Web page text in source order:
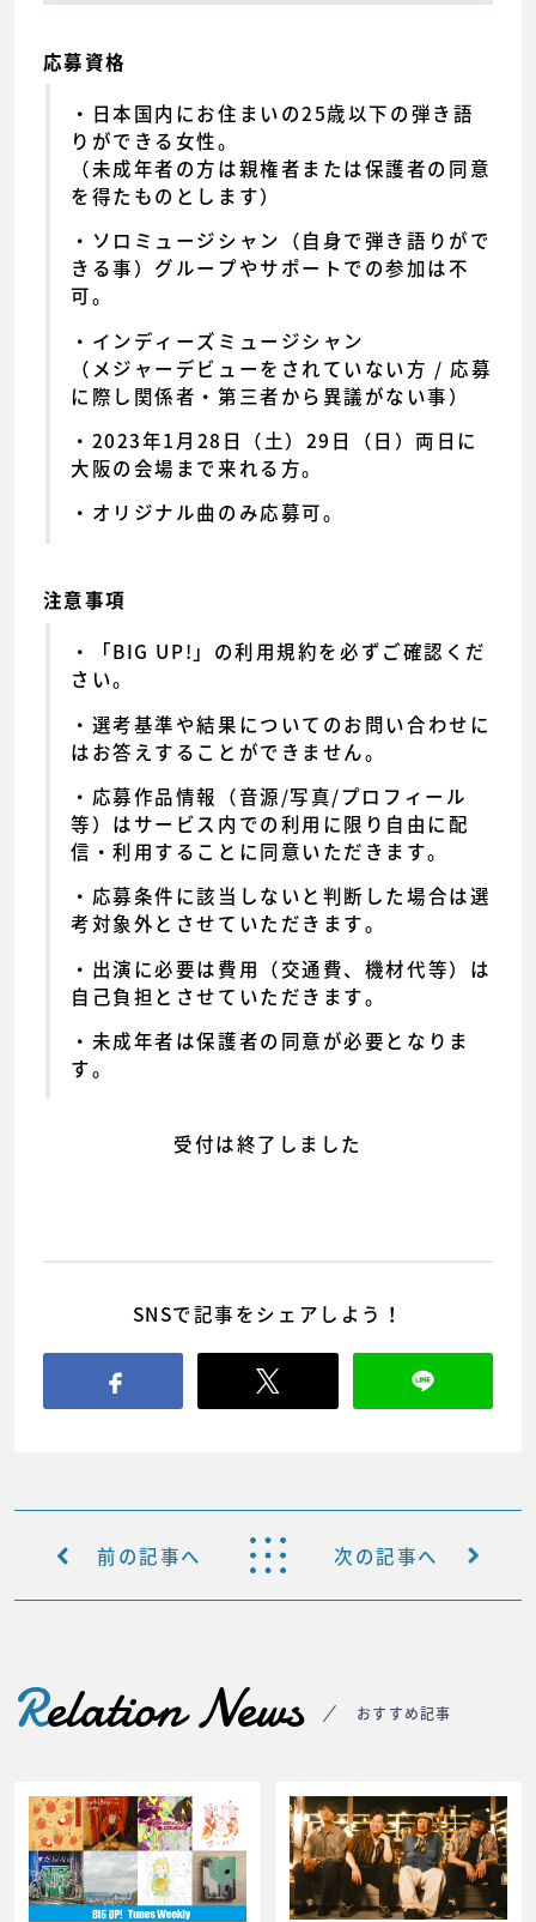
応募資格
日本国内にお住まいの25歳以下の弾き語
りができる女性。
（未成年者の方は親権者または保護者の同意
を得たものとします）
ソロミュージシャン（自身で弾き語りがで
きる事）グループやサポートでの参加は不
可。
インディーズミュージシャン
（メジャーデビューをされていない方 / 応募
に際し関係者・第三者から異議がない事）
2023年1月28日（土）29日（日）両日に
大阪の会場まで来れる方。
オリジナル曲のみ応募可。
注意事項
「BIG UP!」の利用規約を必ずご確認くだ
さい。
選考基準や結果についてのお問い合わせに
はお答えすることができません。
応募作品情報（音源/写真/プロフィール
等）はサービス内での利用に限り自由に配
信・利用することに同意いただきます。
応募条件に該当しないと判断した場合は選
考対象外とさせていただきます。
出演に必要は費用（交通費、機材代等）は
自己負担とさせていただきます。
未成年者は保護者の同意が必要となりま
す。
受付は終了しました
SNSで記事をシェアしよう！
前の記事へ 次の記事へ
Relation News おすすめ記事